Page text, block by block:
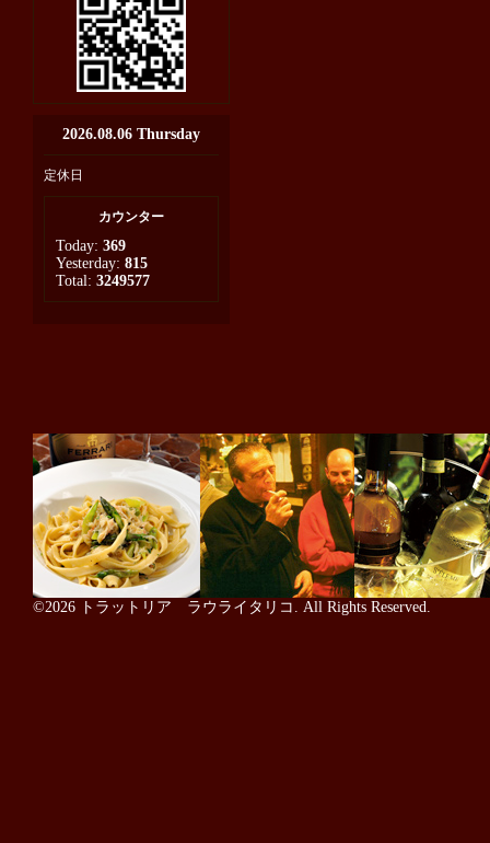
2026.08.06 Thursday
定休日
カウンター
Today: 369
Yesterday: 815
Total: 3249577
©2026 トラットリア ラウライタリコ . All Rights Reserved.